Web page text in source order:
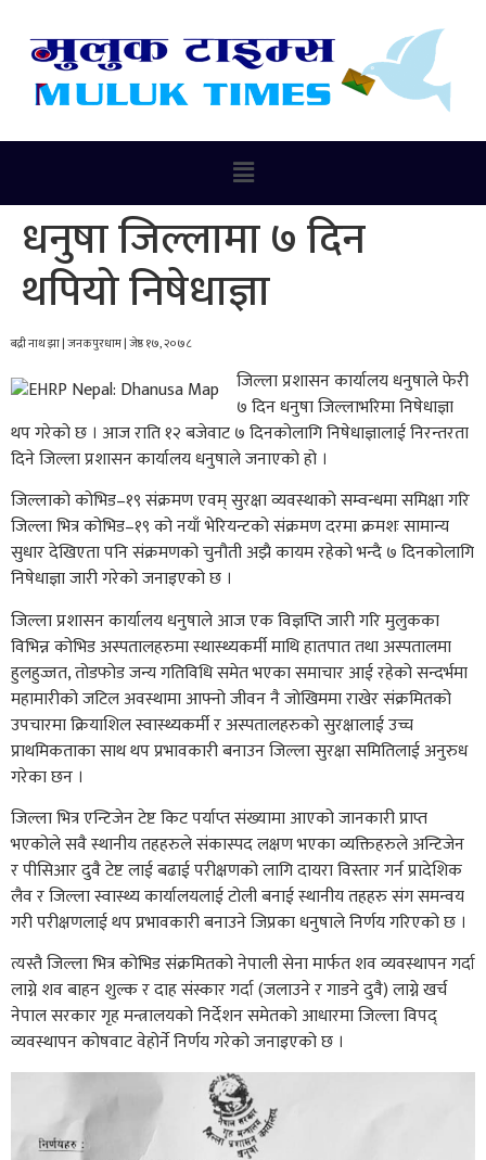
धनुषा जिल्लामा ७ दिन
थपियो निषेधाज्ञा
बद्री नाथ झा | जनकपुरधाम | जेष्ठ १७, २०७८
जिल्ला प्रशासन कार्यालय धनुषाले फेरी
७ दिन धनुषा जिल्लाभरिमा निषेधाज्ञा
थप गरेको छ । आज राति १२ बजेवाट ७ दिनकोलागि निषेधाज्ञालाई निरन्तरता
दिने जिल्ला प्रशासन कार्यालय धनुषाले जनाएको हो ।
जिल्लाको कोभिड–१९ संक्रमण एवम् सुरक्षा व्यवस्थाको सम्वन्धमा समिक्षा गरि
जिल्ला भित्र कोभिड–१९ को नयाँ भेरियन्टको संक्रमण दरमा क्रमशः सामान्य
सुधार देखिएता पनि संक्रमणको चुनौती अझै कायम रहेको भन्दै ७ दिनकोलागि
निषेधाज्ञा जारी गरेको जनाइएको छ ।
जिल्ला प्रशासन कार्यालय धनुषाले आज एक विज्ञप्ति जारी गरि मुलुकका
विभिन्न कोभिड अस्पतालहरुमा स्थास्थ्यकर्मी माथि हातपात तथा अस्पतालमा
हुलहुज्जत, तोडफोड जन्य गतिविधि समेत भएका समाचार आई रहेको सन्दर्भमा
महामारीको जटिल अवस्थामा आफ्नो जीवन नै जोखिममा राखेर संक्रमितको
उपचारमा क्रियाशिल स्वास्थ्यकर्मी र अस्पतालहरुको सुरक्षालाई उच्च
प्राथमिकताका साथ थप प्रभावकारी बनाउन जिल्ला सुरक्षा समितिलाई अनुरुध
गरेका छन ।
जिल्ला भित्र एन्टिजेन टेष्ट किट पर्याप्त संख्यामा आएको जानकारी प्राप्त
भएकोले सवै स्थानीय तहहरुले संकास्पद लक्षण भएका व्यक्तिहरुले अन्टिजेन
र पीसिआर दुवै टेष्ट लाई बढाई परीक्षणको लागि दायरा विस्तार गर्न प्रादेशिक
लैव र जिल्ला स्वास्थ्य कार्यालयलाई टोली बनाई स्थानीय तहहरु संग समन्वय
गरी परीक्षणलाई थप प्रभावकारी बनाउने जिप्रका धनुषाले निर्णय गरिएको छ ।
त्यस्तै जिल्ला भित्र कोभिड संक्रमितको नेपाली सेना मार्फत शव व्यवस्थापन गर्दा
लाग्ने शव बाहन शुल्क र दाह संस्कार गर्दा (जलाउने र गाडने दुवै) लाग्ने खर्च
नेपाल सरकार गृह मन्त्रालयको निर्देशन समेतको आधारमा जिल्ला विपद्
व्यवस्थापन कोषवाट वेहोर्ने निर्णय गरेको जनाइएको छ ।